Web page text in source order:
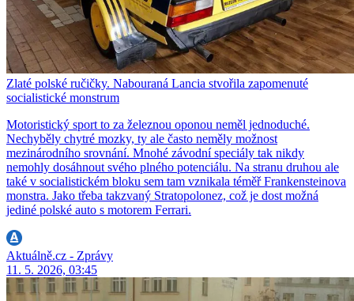
Zlaté polské ručičky. Nabouraná Lancia stvořila zapomenuté
socialistické monstrum
Motoristický sport to za železnou oponou neměl jednoduché.
Nechyběly chytré mozky, ty ale často neměly možnost
mezinárodního srovnání. Mnohé závodní speciály tak nikdy
nemohly dosáhnout svého plného potenciálu. Na stranu druhou ale
také v socialistickém bloku sem tam vznikala téměř Frankensteinova
monstra. Jako třeba takzvaný Stratopolonez, což je dost možná
jediné polské auto s motorem Ferrari.
Aktuálně.cz - Zprávy
11. 5. 2026, 03:45